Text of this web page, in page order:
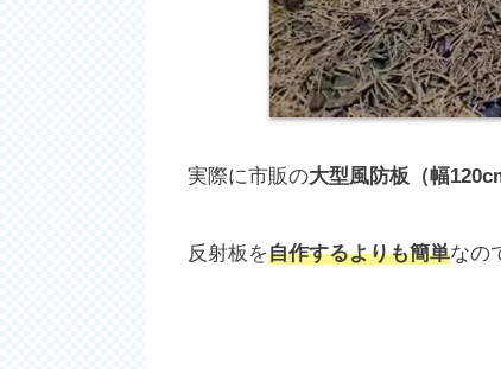
実際に市販の大型風防板（幅
反射板を自作するよりも簡単なの